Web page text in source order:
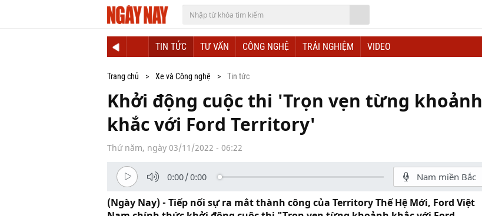
TIN TỨC TƯ VẤN CÔNG NGHỆ TRẢI NGHIỆM VIDEO
Trang chủ Xe và Công nghệ Tin tức
Khởi động cuộc thi 'Trọn vẹn từng khoảnh
khắc với Ford Territory'
Thứ năm, ngày 03/11/2022 - 06:22
0:00/0:00 Nam miền Bắc
(Ngày Nay) - Tiếp nối sự ra mắt thành công của Territory Thế Hệ Mới, Ford Việt